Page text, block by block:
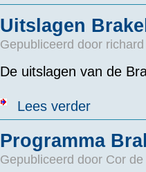
Uitslagen
Gepubliceerd door
De uitslagen van de
Lees verderover
Programma
Gepubliceerd door Cor